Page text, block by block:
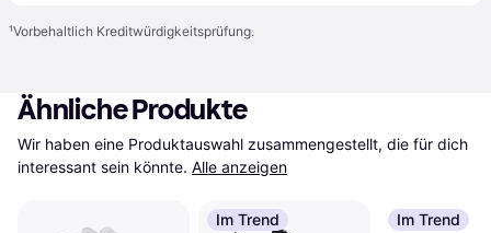
¹Vorbehaltlich Kreditwürdigkeitsprüfung.
Ähnliche Produkte
Wir haben eine Produktauswahl zusammengestellt, die für dich
interessant sein könnte. Alle anzeigen
Im Trend Im Trend